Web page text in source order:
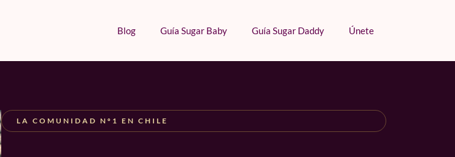
Blog Guía Sugar Baby Guía Sugar Daddy Únete
LA COMUNIDAD Nº1 EN CHILE